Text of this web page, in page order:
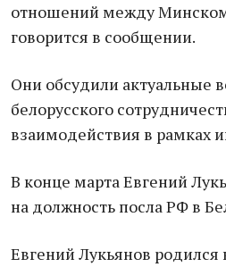
отношений между
говорится в сообщении.
Они обсудили актуальные
белорусского
взаимодействия в рамках
В конце марта Евгений
на должность посла РФ в
Евгений Лукьянов родился